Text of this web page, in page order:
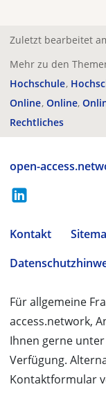
Zuletzt bearbeitet
Mehr zu den
Hochschule
Online Online
Rechtliches
open-
Kontakt
Für allgemeine
access.network,
Ihnen gerne unter
Verfügung.
Kontaktformular